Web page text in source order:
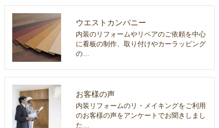
ウエストカンパニー
内装のリフォームやリペアのご依頼を中心
に看板の制作、取り付けやカーラッピング
の…
お客様の声
内装リフォームのリ・メイキングをご利用
のお客様の声をアンケートでお聞きしまし
た…